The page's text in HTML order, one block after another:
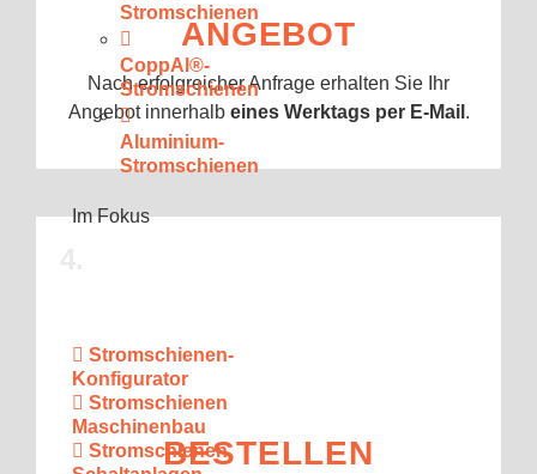
Stromschienen
CoppAl®-
Stromschienen
Aluminium-
Stromschienen
Im Fokus
Stromschienen-
Konfigurator
Stromschienen
Maschinenbau
Stromschienen
ANGEBOT
Nach erfolgreicher Anfrage erhalten Sie Ihr
Angebot innerhalb eines Werktags per E-Mail .
BESTELLEN